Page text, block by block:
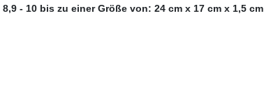
- 10 bis zu einer Größe von: 24 cm x 17 cm x 1,5 cm